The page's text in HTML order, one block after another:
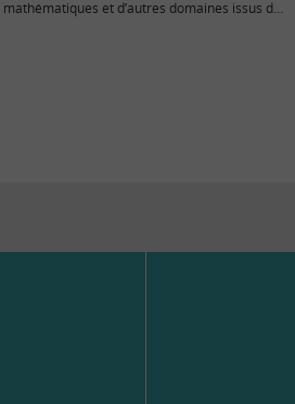
mathématiques et d’autres domaines issus de